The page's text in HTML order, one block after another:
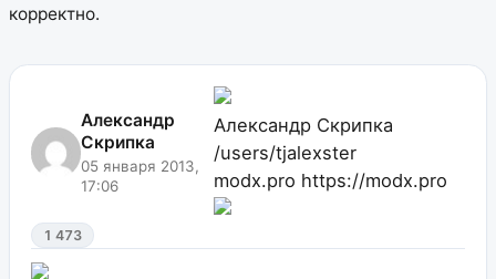
корректно.
Александр
Скрипка
05 января 2013,
17:06
Александр Скрипка
/users/tjalexster
modx.pro https://modx.pro
1 473